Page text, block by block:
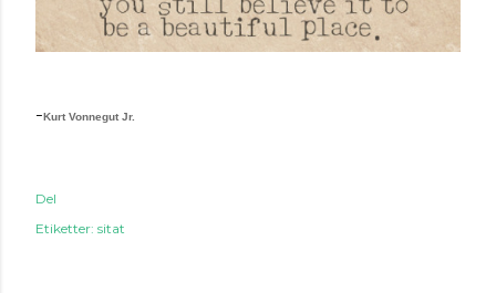
-Kurt Vonnegut Jr.
Del
Etiketter: sitat